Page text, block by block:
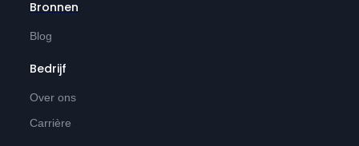
Bronnen
Blog
Bedrijf
Over ons
Carrière